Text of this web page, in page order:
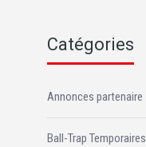
Catégories
Annonces partenaire
Ball-Trap Temporaires